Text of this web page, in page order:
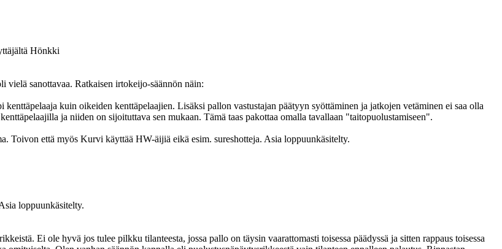
Hönkki
vielä sanottavaa. Ratkaisen irtokeijo-säännön näin:
kuin oikeiden kenttäpelaajien. Lisäksi pallon vastustajan päätyyn syöttäminen ja jatkojen vetäminen ei saa olla
ja niiden on sijoituttava sen mukaan. Tämä taas pakottaa omalla tavallaan "taitopuolustamiseen".
Toivon että myös Kurvi käyttää HW-äijiä eikä esim. sureshotteja. Asia loppuunkäsitelty.
loppuunkäsitelty.
Ei ole hyvä jos tulee pilkku tilanteesta, jossa pallo on täysin vaarattomasti toisessa päädyssä ja sitten rappaus toisessa